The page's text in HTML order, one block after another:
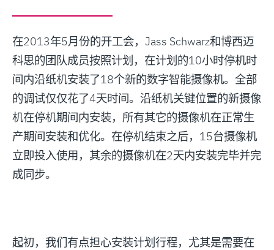
在2013年5月份的开工会，Jass Schwarz和博西迈
科思的团队成员按照计划，在计划的10小时停机时
间内沿纸机安装了18个新的数字智能摄像机。全部
的调试仅仅花了4天时间。沿纸机关键位置的新摄像
机在停机期间内安装，所有其它的摄像机在正常生
产期间安装和优化。在停机结束之后，15台摄像机
立即投入使用，其余的摄像机在2天内安装完毕并完
成同步。
起初，我们有点担心安装计划行程，尤其是需要在